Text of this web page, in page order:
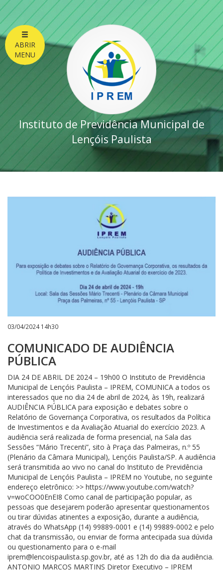
ABRIR
MENU
Instituto de Previdência Municipal de
Lençóis Paulista
03/04/2024 14h30
COMUNICADO DE AUDIÊNCIA
PÚBLICA
DIA 24 DE ABRIL DE 2024 – 19h00 O Instituto de Previdência
Municipal de Lençóis Paulista – IPREM, COMUNICA a todos os
interessados que no dia 24 de abril de 2024, às 19h, realizará
AUDIÊNCIA PÚBLICA para exposição e debates sobre o
Relatório de Governança Corporativa, os resultados da Política
de Investimentos e da Avaliação Atuarial do exercício 2023. A
audiência será realizada de forma presencial, na Sala das
Sessões “Mário Trecenti”, sito à Praça das Palmeiras, n.º 55
(Plenário da Câmara Municipal), Lençóis Paulista/SP. A audiência
será transmitida ao vivo no canal do Instituto de Previdência
Municipal de Lençóis Paulista – IPREM no Youtube, no seguinte
endereço eletrônico: >> https://www.youtube.com/watch?
v=woCOO0EnEI8 Como canal de participação popular, as
pessoas que desejarem poderão apresentar questionamentos
ou tirar dúvidas atinentes a exposição, durante a audiência,
através do WhatsApp (14) 99889-0001 e (14) 99889-0002 e pelo
chat da transmissão, ou enviar de forma antecipada sua dúvida
ou questionamento para o e-mail
iprem@lencoispaulista.sp.gov.br, até as 12h do dia da audiência.
ANTONIO MARCOS MARTINS Diretor Executivo – IPREM